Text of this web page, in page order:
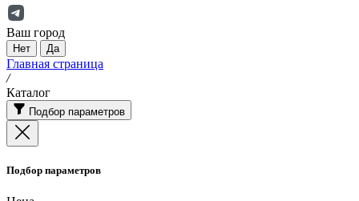
Ваш город
Нет Да
Главная страница
/
Каталог
Подбор параметров
Подбор параметров